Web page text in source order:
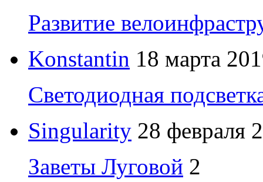
Развитие
Konstantin 18 марта
Светодиодная
Singularity 28 февраля
Заветы Луговой 2